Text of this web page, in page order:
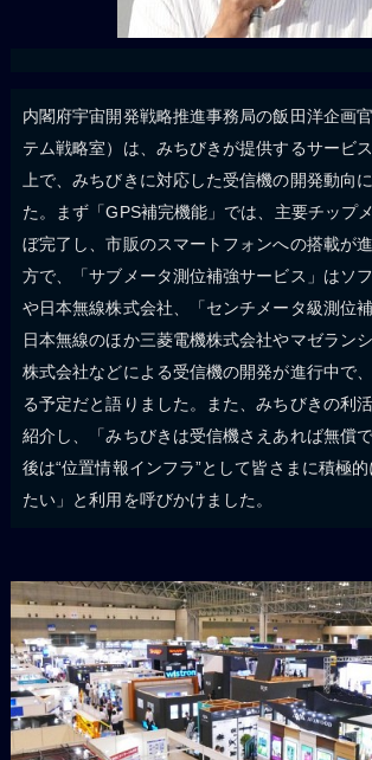
内閣府宇宙開発戦略推進事務局の飯田洋企画
テム戦略室）は、みちびきが提供するサービ
上で、みちびきに対応した受信機の開発動向
た。まず「GPS補完機能」では、主要チップ
ぼ完了し、市販のスマートフォンへの搭載が
方で、「サブメータ測位補強サービス」はソ
や日本無線株式会社、「センチメータ級測位
日本無線のほか三菱電機株式会社やマゼラン
株式会社などによる受信機の開発が進行中で
る予定だと語りました。また、みちびきの利
紹介し、「みちびきは受信機さえあれば無償
後は“位置情報インフラ”として皆さまに積極
たい」と利用を呼びかけました。